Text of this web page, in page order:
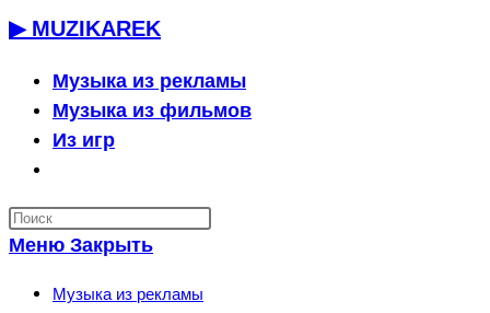
Перейти
содержимому
▶ MUZIKAREK
Музыка из рекламы
Музыка из фильмов
Из игр
по
веб-
сайту
Меню Закрыть
Музыка из рекламы